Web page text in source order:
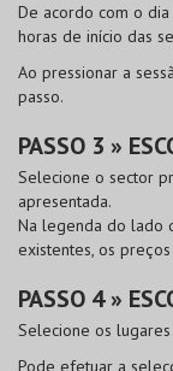
De acordo com o
horas de início das
Ao pressionar a
passo.
PASSO 3 »
Selecione o sector
apresentada.
Na legenda do lado
existentes, os
PASSO 4 »
Selecione os
Pode efetuar a